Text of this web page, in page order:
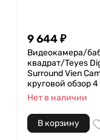
9 644 ₽
Видеокамера/
квадрат/Teyes
Surround Vien
круговой обзор
Нет в наличии
В корзину